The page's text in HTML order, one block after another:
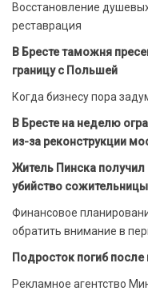
Восстановление
реставрация
В Бресте таможня
границу с Польшей
Когда бизнесу пора
В Бресте на неделю
из-за реконструкции
Житель Пинска получил
убийство сожительницы
Финансовое
обратить внимание в
Подросток погиб
Рекламное агентство